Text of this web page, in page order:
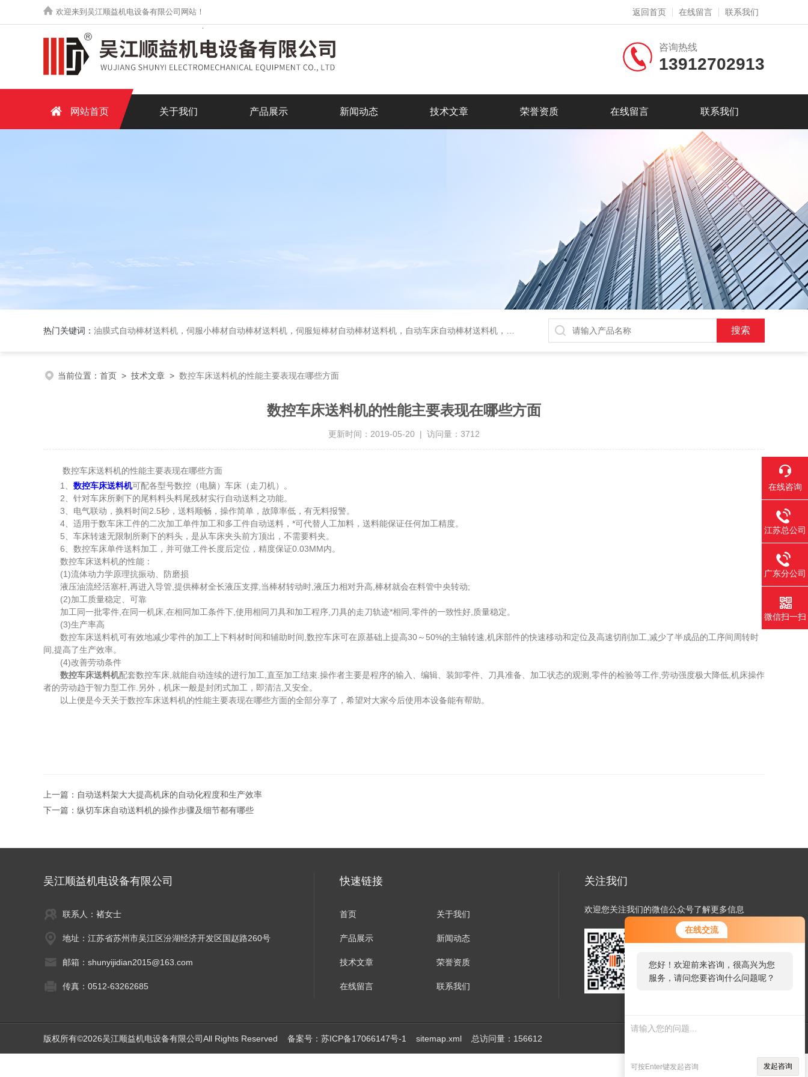
在线交流
您好！欢迎前来咨询，很高兴为您
服务，请问您要咨询什么问题呢？
可按Enter键发起咨询 发起咨询
欢迎来到吴江顺益机电设备有限公司网站！ 返回首页 在线留言 联系我们
咨询热线
13912702913
网站首页 关于我们 产品展示 新闻动态 技术文章 荣誉资质 在线留言 联系我们
热门关键词： 油膜式自动棒材送料机，伺服小棒材自动棒材送料机，伺服短棒材自动棒材送料机，自动车床自动棒材送料机，油膜式送料机，车床送料机
当前位置： 首页 > 技术文章 > 数控车床送料机的性能主要表现在哪些方面
数控车床送料机的性能主要表现在哪些方面
更新时间：2019-05-20 | 访问量：3712
数控车床送料机的性能主要表现在哪些方面
1、 数控车床送料机可配各型号数控（电脑）车床（走刀机）。
2、针对车床所剩下的尾料料头料尾残材实行自动送料之功能。
3、电气联动，换料时间2.5秒，送料顺畅，操作简单，故障率低，有无料报警。
4、适用于数车床工件的二次加工单件加工和多工件自动送料，*可代替人工加料，送料能保证任何加工精度。
5、车床转速无限制所剩下的料头，是从车床夹头前方顶出，不需要料夹。
6、数控车床单件送料加工，并可做工件长度后定位，精度保证0.03MM内。
数控车床送料机的性能：
(1)流体动力学原理抗振动、防磨损
液压油流经活塞杆,再进入导管,提供棒材全长液压支撑,当棒材转动时,液压力相对升高,棒材就会在料管中央转动;
(2)加工质量稳定、可靠
加工同一批零件,在同一机床,在相同加工条件下,使用相同刀具和加工程序,刀具的走刀轨迹*相同,零件的一致性好,质量稳定。
(3)生产率高
数控车床送料机可有效地减少零件的加工上下料材时间和辅助时间,数控车床可在原基础上提高30～50%的主轴转速,机床部件的快速移动和定位及高速切削加工,减少了半成品的工序间周转时
间,提高了生产效率。
(4)改善劳动条件
数控车床送料机配套数控车床,就能自动连续的进行加工,直至加工结束.操作者主要是程序的输入、编辑、装卸零件、刀具准备、加工状态的观测,零件的检验等工作,劳动强度极大降低,机床操作
者的劳动趋于智力型工作.另外，机床一般是封闭式加工，即清洁,又安全。
以上便是今天关于数控车床送料机的性能主要表现在哪些方面的全部分享了，希望对大家今后使用本设备能有帮助。
上一篇： 自动送料架大大提高机床的自动化程度和生产效率
下一篇： 纵切车床自动送料机的操作步骤及细节都有哪些
吴江顺益机电设备有限公司
联系人：褚女士
地址：江苏省苏州市吴江区汾湖经济开发区国赵路260号
邮箱：shunyijidian2015@163.com
传真：0512-63262685
快速链接
首页 关于我们
产品展示 新闻动态
技术文章 荣誉资质
在线留言 联系我们
关注我们
欢迎您关注我们的微信公众号了解更多信息
扫一扫
版权所有©2026吴江顺益机电设备有限公司All Rights Reserved 备案号：苏ICP备17066147号-1 sitemap.xml 总访问量：156612
在线咨询
江苏总公司
广东分公司
微信扫一扫